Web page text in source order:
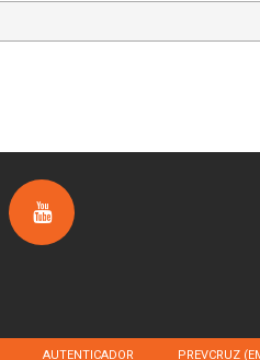
AUTENTICADOR PREVCRUZ